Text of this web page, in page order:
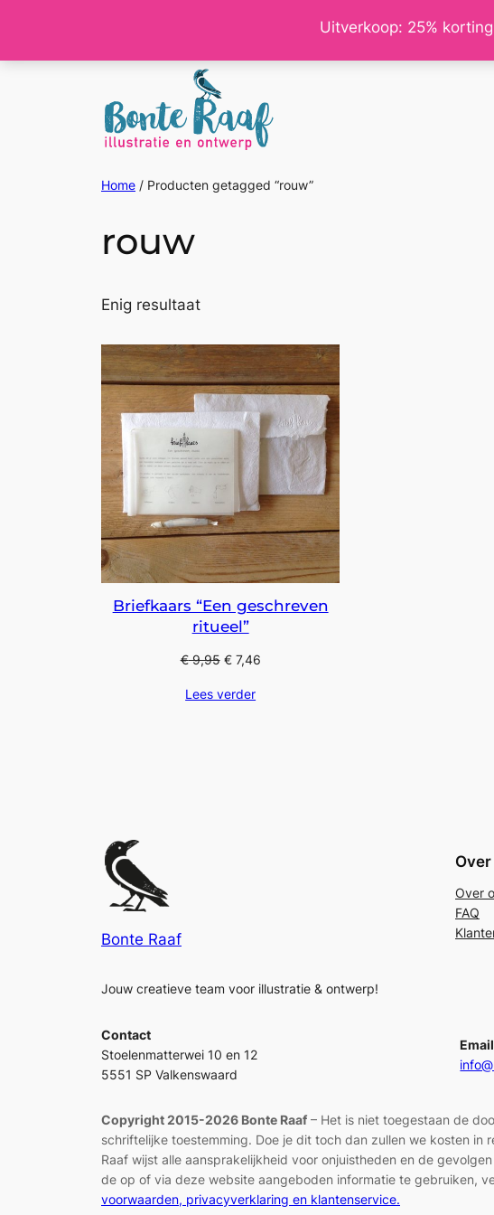
Uitverkoop: 25%
de
Home / Producten getagged “rouw”
rouw
Enig resultaat
Briefkaars “Een geschreven
ritueel”
€9,95 €7,46
Lees verder
Bonte Raaf
Jouw creatieve team voor illustratie & ontwerp!
Over
Over
FAQ
Contact
Stoelenmatterwei 10 en 12
5551 SP Valkenswaard
Copyright 2015-2026 Bonte Raaf – Het is niet toegestaan de
schriftelijke toestemming. Doe je dit toch dan zullen we kosten
Raaf wijst alle aansprakelijkheid voor onjuistheden en de
de op of via deze website aangeboden informatie te gebruiken,
voorwaarden, privacyverklaring en klantenservice.